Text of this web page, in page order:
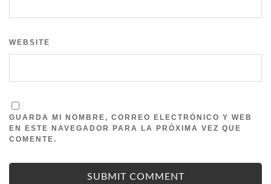
WEBSITE
GUARDA MI NOMBRE, CORREO ELECTRÓNICO Y WEB
EN ESTE NAVEGADOR PARA LA PRÓXIMA VEZ QUE
COMENTE.